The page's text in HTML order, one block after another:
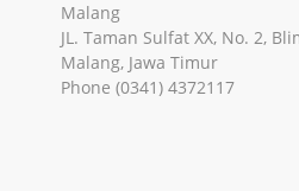
Malang
JL. Taman Sulfat XX, No. 2,
Malang, Jawa Timur
Phone (0341) 4372117